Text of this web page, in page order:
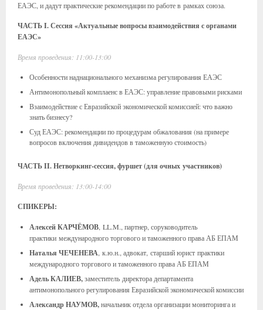
ЕАЭС, и дадут практические рекомендации по работе в рамках союза.
ЧАСТЬ I. Сессия «Актуальные вопросы взаимодействия с органами
ЕАЭС»
Время проведения: 11:00-13:00
Особенности наднационального механизма регулирования ЕАЭС
Антимонопольный комплаенс в ЕАЭС: управление правовыми рисками
Взаимодействие с Евразийской экономической комиссией: что важно
знать бизнесу?
Суд ЕАЭС: рекомендации по процедурам обжалования (на примере
вопросов включения дивидендов в таможенную стоимость)
ЧАСТЬ II. Нетворкинг-сессия, фуршет (для очных участников)
Время проведения: 13:00-14:00
СПИКЕРЫ:
Алексей КАРЧЁМОВ , LL.M., партнер, соруководитель
практики международного торгового и таможенного права АБ ЕПАМ
Наталья ЧЕЧЕНЕВА , к.ю.н., адвокат, старший юрист практики
международного торгового и таможенного права АБ ЕПАМ
Адель КАЛИЕВ,заместитель директора департамента
антимонопольного регулирования Евразийской экономической комиссии
Александр НАУМОВ,начальник отдела организации мониторинга и